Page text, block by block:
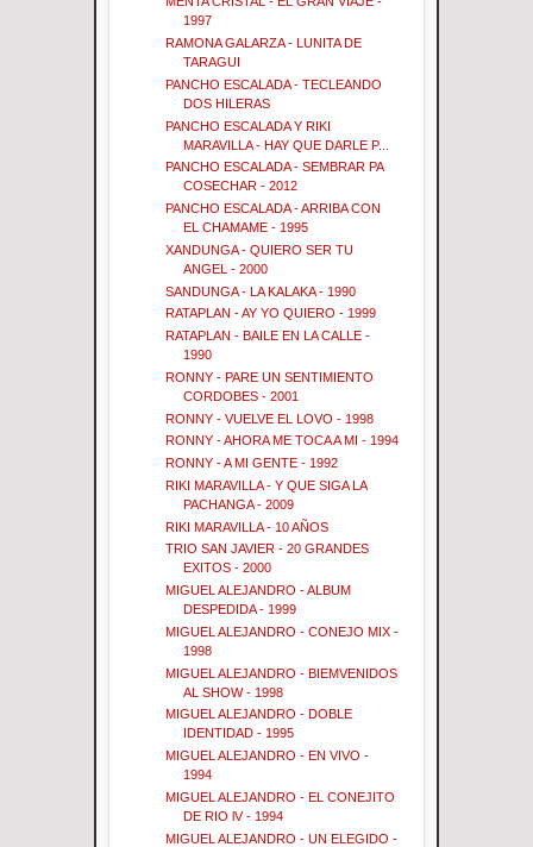
1997
RAMONA GALARZA - LUNITA DE
TARAGUI
PANCHO ESCALADA - TECLEANDO
DOS HILERAS
PANCHO ESCALADA Y RIKI
MARAVILLA - HAY QUE DARLE P...
PANCHO ESCALADA - SEMBRAR PA
COSECHAR - 2012
PANCHO ESCALADA - ARRIBA CON
EL CHAMAME - 1995
XANDUNGA - QUIERO SER TU
ANGEL - 2000
SANDUNGA - LA KALAKA - 1990
RATAPLAN - AY YO QUIERO - 1999
RATAPLAN - BAILE EN LA CALLE -
1990
RONNY - PARE UN SENTIMIENTO
CORDOBES - 2001
RONNY - VUELVE EL LOVO - 1998
RONNY - AHORA ME TOCA A MI - 1994
RONNY - A MI GENTE - 1992
RIKI MARAVILLA - Y QUE SIGA LA
PACHANGA - 2009
RIKI MARAVILLA - 10 AÑOS
TRIO SAN JAVIER - 20 GRANDES
EXITOS - 2000
MIGUEL ALEJANDRO - ALBUM
DESPEDIDA - 1999
MIGUEL ALEJANDRO - CONEJO MIX -
1998
MIGUEL ALEJANDRO - BIEMVENIDOS
AL SHOW - 1998
MIGUEL ALEJANDRO - DOBLE
IDENTIDAD - 1995
MIGUEL ALEJANDRO - EN VIVO -
1994
MIGUEL ALEJANDRO - EL CONEJITO
DE RIO lV - 1994
MIGUEL ALEJANDRO - UN ELEGIDO -